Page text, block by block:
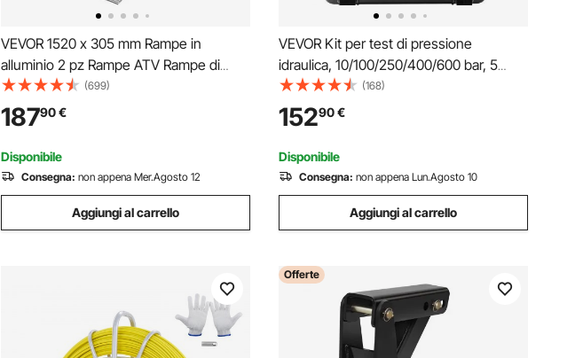
VEVOR 1520 x 305 mm Rampe in
alluminio 2 pz Rampe ATV Rampe di
carico Capacità 6000 lbs / 2722 kg Fino
a 16 pollici / 406 mm di altezza di carico
(699)
18790€
Disponibile
Consegna: non appena Mer.Agosto 12
Aggiungi al carrello
VEVOR Kit per test di pressione
idraulica, 10/100/250/400/600 bar, 5
manometri 13 giunti 14 connettori, set di
manometri per prova idraulica per
escavatori con custodia
(168)
15290€
Disponibile
Consegna: non appena Lun.Agosto 10
Aggiungi al carrello
Offerte